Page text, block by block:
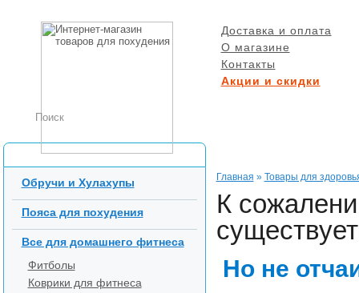
Доставка и оплата
О магазине
Контакты
Акции и скидки
Главная » Товары для
К
Но не
Каталог товаров
Обручи и Хулахупы
Пояса для похудения
Все для домашнего фитнеса
Фитболы
Коврики для фитнеса